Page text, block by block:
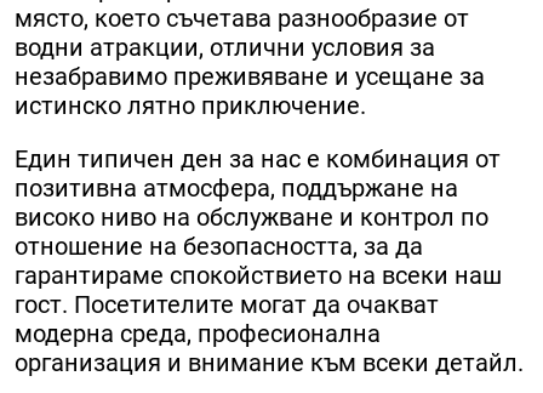
място, което съчетава разнообразие от
водни атракции, отлични условия за
незабравимо преживяване и усещане за
истинско лятно приключение.
Един типичен ден за нас е комбинация от
позитивна атмосфера, поддържане на
високо ниво на обслужване и контрол по
отношение на безопасността, за да
гарантираме спокойствието на всеки наш
гост. Посетителите могат да очакват
модерна среда, професионална
организация и внимание към всеки детайл.